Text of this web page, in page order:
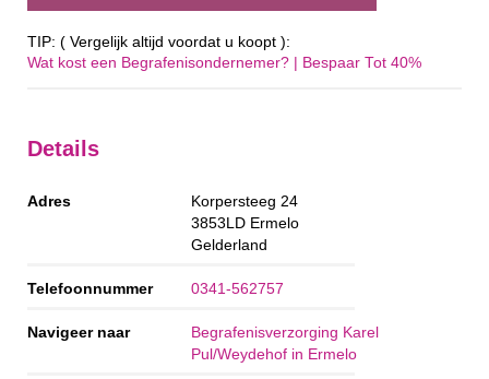
TIP: ( Vergelijk altijd voordat u koopt ):
Wat kost een Begrafenisondernemer? | Bespaar Tot 40%‎
Details
Adres
Korpersteeg 24
3853LD Ermelo
Gelderland
Telefoonnummer 0341-562757
Navigeer naar
Begrafenisverzorging Karel
Pul/Weydehof in Ermelo